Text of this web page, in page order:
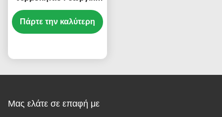
θερμοκήπιο Σταθερή
δομή Εύκολη
συναρμολόγηση
Πάρτε την καλύτερη
Μας ελάτε σε επαφή με